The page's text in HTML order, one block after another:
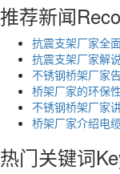
推荐新闻
抗震支架厂家全
抗震支架厂家解
不锈钢桥架厂家
桥架厂家的环保
不锈钢桥架厂家
桥架厂家介绍电
热门关键词